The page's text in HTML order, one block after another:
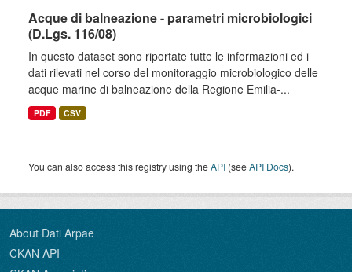
Acque di balneazione - parametri microbiologici
(D.Lgs. 116/08)
In questo dataset sono riportate tutte le informazioni ed i
dati rilevati nel corso del monitoraggio microbiologico delle
acque marine di balneazione della Regione Emilia-...
PDF CSV
You can also access this registry using theAPI (seeAPI Docs).
About Dati Arpae
CKAN API